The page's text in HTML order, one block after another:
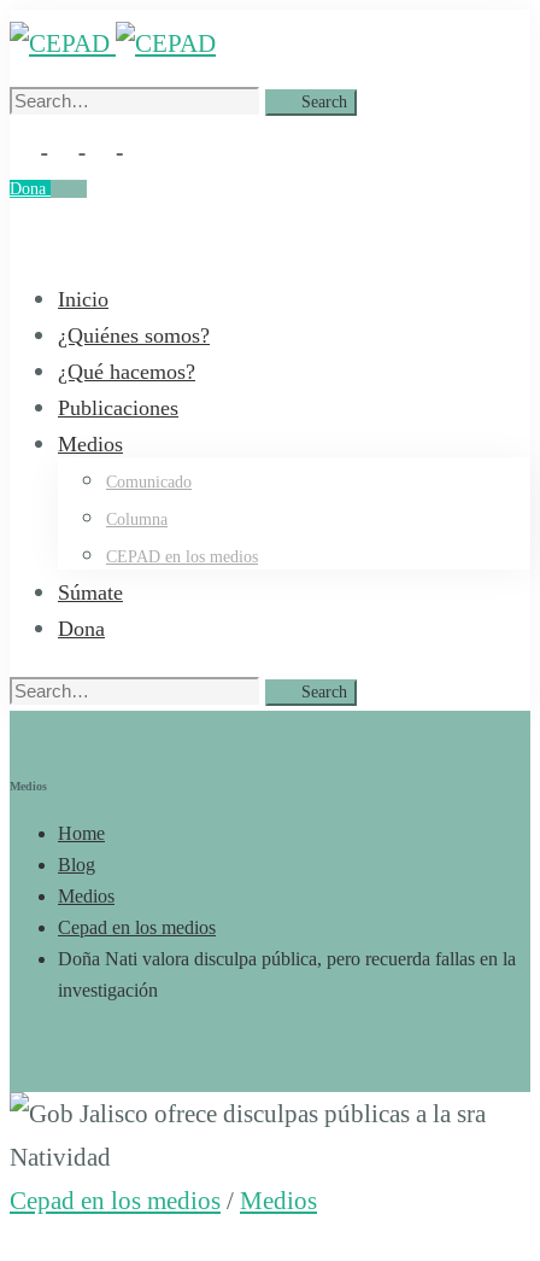
Search
Search
Dona
Inicio
¿Quiénes somos?
¿Qué hacemos?
Publicaciones
Medios
Comunicado
Columna
CEPAD en los medios
Súmate
Dona
Search
Search
Medios
Home
Blog
Medios
Cepad en los medios
Doña Nati valora disculpa pública, pero recuerda fallas en la
investigación
Doña
Nati
Cepad en los medios / Medios